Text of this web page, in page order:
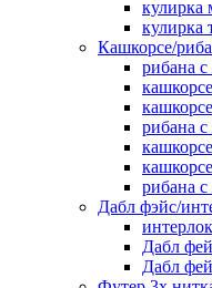
кулирка
кулирка
Кашкорсе/
рибана
рибана с
рибана
Дабл фэйс/
интерлок
Дабл
Дабл